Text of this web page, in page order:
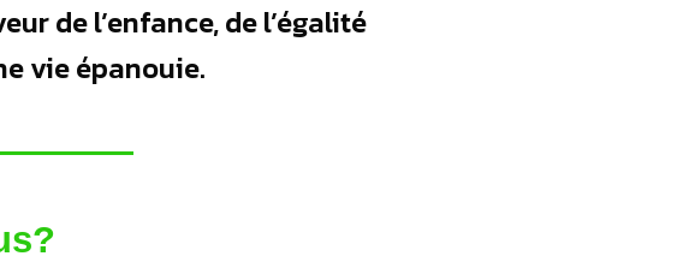
de l’enfance, de l’égalité
vie épanouie.